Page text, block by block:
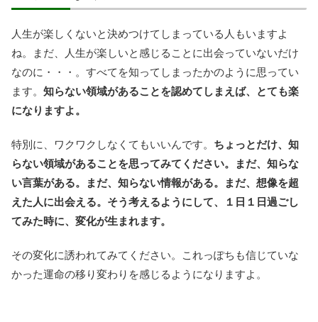
人生が楽しくないと決めつけてしまっている人もいますよ
ね。まだ、人生が楽しいと感じることに出会っていないだけ
なのに・・・。すべてを知ってしまったかのように思ってい
ます。 知らない領域があることを認めてしまえば、とても楽
になりますよ。
特別に、ワクワクしなくてもいいんです。 ちょっとだけ、知
らない領域があることを思ってみてください。まだ、知らな
い言葉がある。まだ、知らない情報がある。まだ、想像を超
えた人に出会える。そう考えるようにして、１日１日過ごし
てみた時に、変化が生まれます。
その変化に誘われてみてください。これっぽちも信じていな
かった運命の移り変わりを感じるようになりますよ。